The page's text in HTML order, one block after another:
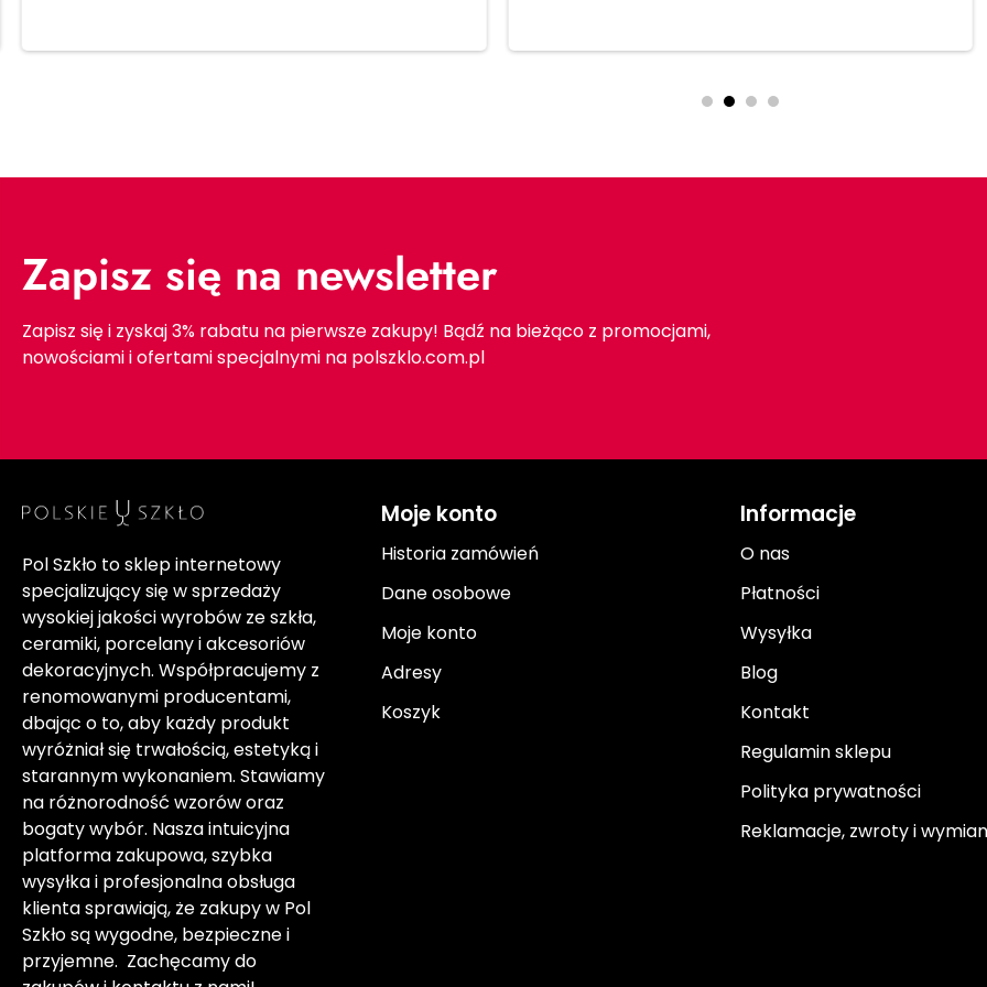
Zapisz się na newsletter
Zapisz się i zyskaj 3% rabatu na pierwsze zakupy! Bądź na bieżąco z promocjami,
nowościami i ofertami specjalnymi na polszklo.com.pl
Pol Szkło to sklep internetowy
specjalizujący się w sprzedaży
wysokiej jakości wyrobów ze szkła,
ceramiki, porcelany i akcesoriów
dekoracyjnych. Współpracujemy z
renomowanymi producentami,
dbając o to, aby każdy produkt
wyróżniał się trwałością, estetyką i
starannym wykonaniem. Stawiamy
na różnorodność wzorów oraz
bogaty wybór. Nasza intuicyjna
platforma zakupowa, szybka
wysyłka i profesjonalna obsługa
klienta sprawiają, że zakupy w Pol
Szkło są wygodne, bezpieczne i
przyjemne. Zachęcamy do
Moje konto
Historia zamówień
Dane osobowe
Moje konto
Adresy
Koszyk
Informacje
O nas
Płatności
Wysyłka
Blog
Kontakt
Regulamin sklepu
Polityka prywatności
Reklamacje, zwroty i